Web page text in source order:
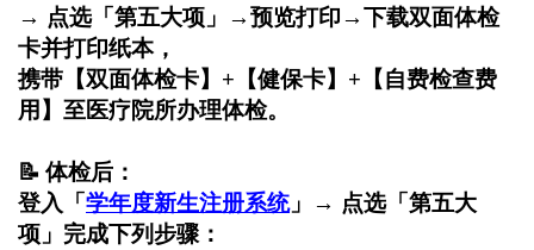
→ 点选「第五大项」→预览打印→下载双面体检
卡并打印纸本，
携带【双面体检卡】+【健保卡】+【自费检查费
用】至医疗院所办理体检。
📝 体检后：
登入「学年度新生注册系统」→ 点选「第五大
项」完成下列步骤：